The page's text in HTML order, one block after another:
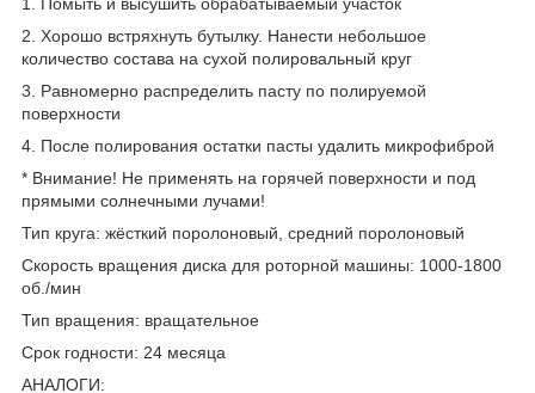
2. Хорошо встряхнуть бутылку. Нанести небольшое
количество состава на сухой полировальный круг
3. Равномерно распределить пасту по полируемой
поверхности
4. После полирования остатки пасты удалить микрофиброй
* Внимание! Не применять на горячей поверхности и под
прямыми солнечными лучами!
Тип круга: жёсткий поролоновый, средний поролоновый
Скорость вращения диска для роторной машины: 1000-1800
об./мин
Тип вращения: вращательное
Срок годности: 24 месяца
АНАЛОГИ: